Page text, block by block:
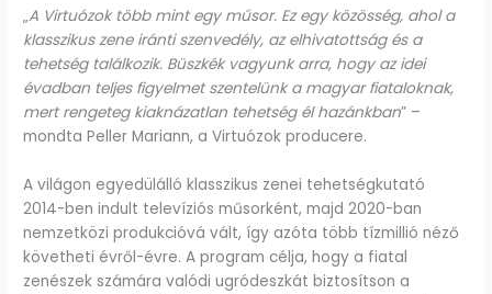
„A Virtuózok több mint egy műsor. Ez egy közösség, ahol a
klasszikus zene iránti szenvedély, az elhivatottság és a
tehetség találkozik. Büszkék vagyunk arra, hogy az idei
évadban teljes figyelmet szentelünk a magyar fiataloknak,
mert rengeteg kiaknázatlan tehetség él hazánkban” –
mondta Peller Mariann, a Virtuózok producere.
A világon egyedülálló klasszikus zenei tehetségkutató
2014-ben indult televíziós műsorként, majd 2020-ban
nemzetközi produkcióvá vált, így azóta több tízmillió néző
követheti évről-évre. A program célja, hogy a fiatal
zenészek számára valódi ugródeszkát biztosítson a